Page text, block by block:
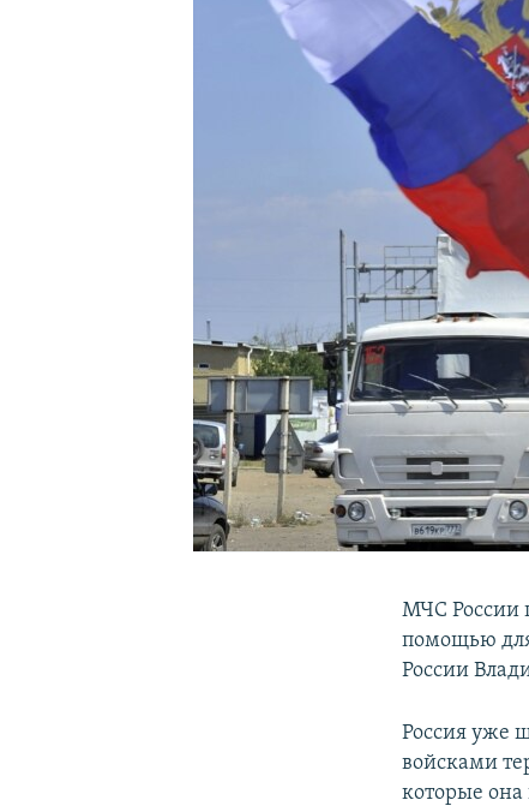
МЧС России
помощью
России
Россия уже
войсками
которые